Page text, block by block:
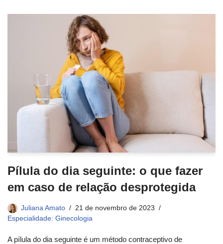
Pílula do dia seguinte: o que fazer
em caso de relação desprotegida
Juliana Amato
21 de novembro de 2023
Especialidade: Ginecologia
A pílula do dia seguinte é um método contraceptivo de